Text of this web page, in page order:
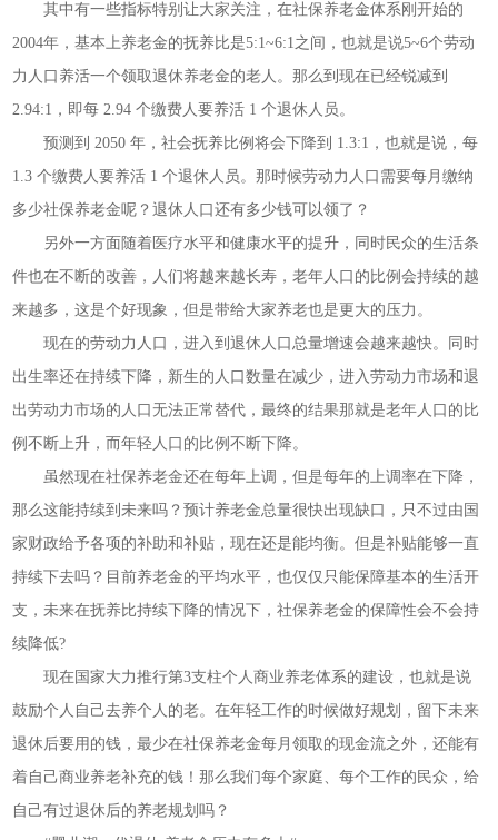
其中有一些指标特别让大家关注，在社保养老金体系刚开始的
2004年，基本上养老金的抚养比是5:1~6:1之间，也就是说5~6个劳动
力人口养活一个领取退休养老金的老人。那么到现在已经锐减到
2.94:1，即每 2.94 个缴费人要养活 1 个退休人员。
预测到 2050 年，社会抚养比例将会下降到 1.3:1，也就是说，每
1.3 个缴费人要养活 1 个退休人员。那时候劳动力人口需要每月缴纳
多少社保养老金呢？退休人口还有多少钱可以领了？
另外一方面随着医疗水平和健康水平的提升，同时民众的生活条
件也在不断的改善，人们将越来越长寿，老年人口的比例会持续的越
来越多，这是个好现象，但是带给大家养老也是更大的压力。
现在的劳动力人口，进入到退休人口总量增速会越来越快。同时
出生率还在持续下降，新生的人口数量在减少，进入劳动力市场和退
出劳动力市场的人口无法正常替代，最终的结果那就是老年人口的比
例不断上升，而年轻人口的比例不断下降。
虽然现在社保养老金还在每年上调，但是每年的上调率在下降，
那么这能持续到未来吗？预计养老金总量很快出现缺口，只不过由国
家财政给予各项的补助和补贴，现在还是能均衡。但是补贴能够一直
持续下去吗？目前养老金的平均水平，也仅仅只能保障基本的生活开
支，未来在抚养比持续下降的情况下，社保养老金的保障性会不会持
续降低?
现在国家大力推行第3支柱个人商业养老体系的建设，也就是说
鼓励个人自己去养个人的老。在年轻工作的时候做好规划，留下未来
退休后要用的钱，最少在社保养老金每月领取的现金流之外，还能有
着自己商业养老补充的钱！那么我们每个家庭、每个工作的民众，给
自己有过退休后的养老规划吗？